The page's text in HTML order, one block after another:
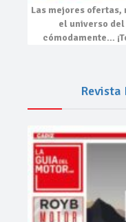
Las mejores ofertas,
el universo
cómodamente…
Revista